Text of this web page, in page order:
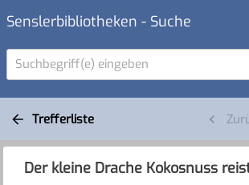
Senslerbibliotheken - Suche
Suchbegriff(e) eingeben
Trefferliste
Der kleine Drache Kokosnuss